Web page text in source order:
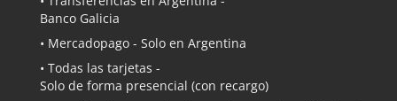
Banco Galicia
• Mercadopago - Solo en Argentina
• Todas las tarjetas -
Solo de forma presencial (con recargo)